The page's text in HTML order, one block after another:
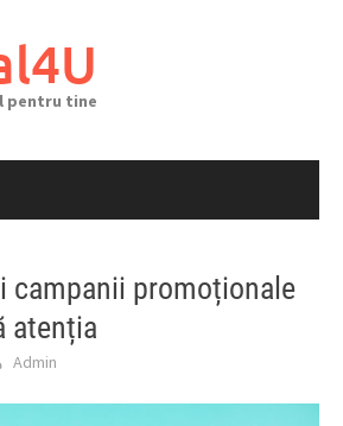
pentru tine
campanii promoționale
atenția
Admin